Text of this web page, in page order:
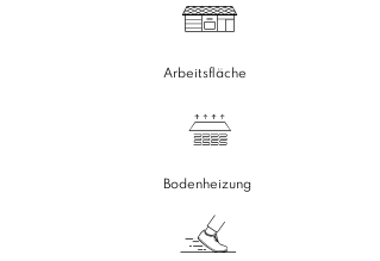
Arbeitsfläche
Bodenheizung